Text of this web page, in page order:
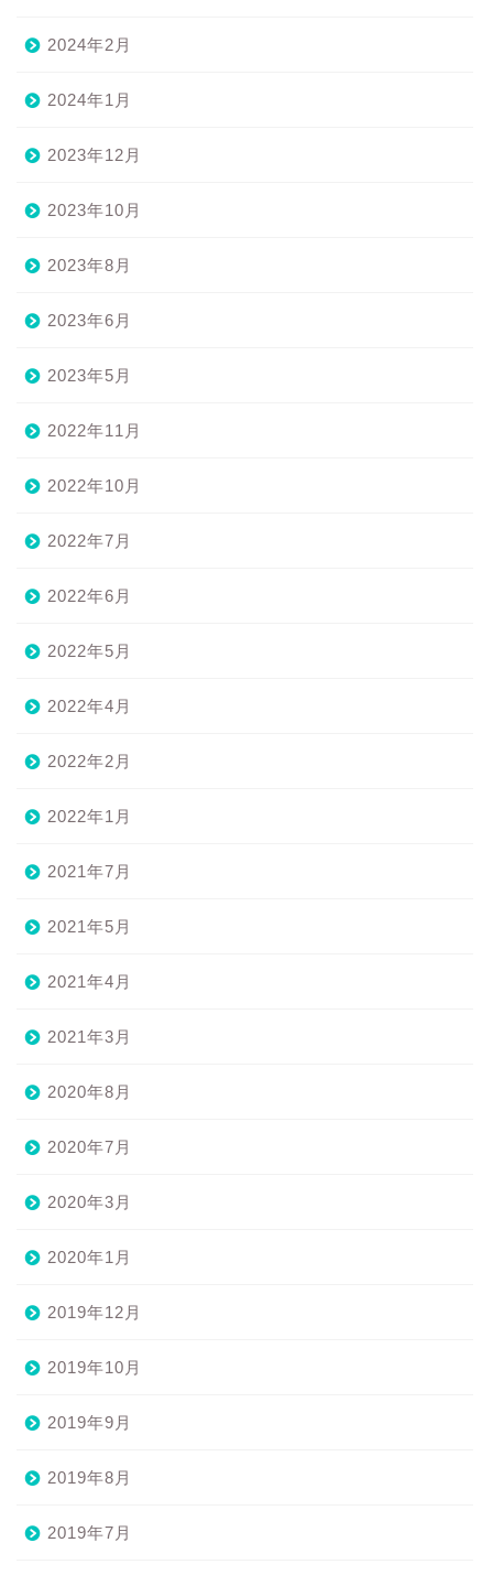
2024年2月
2024年1月
2023年12月
2023年10月
2023年8月
2023年6月
2023年5月
2022年11月
2022年10月
2022年7月
2022年6月
2022年5月
2022年4月
2022年2月
2022年1月
2021年7月
2021年5月
2021年4月
2021年3月
2020年8月
2020年7月
2020年3月
2020年1月
2019年12月
2019年10月
2019年9月
2019年8月
2019年7月